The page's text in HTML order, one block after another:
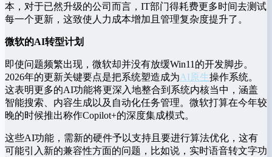
本，对于已然升级的公司而言，IT部门得耗费更多时间去测试
每一个更新，这致使人力成本增加且管理复杂度提升了。
微软的AI转型计划
即使问题频繁出现，微软却并没有放缓Win11的开发脚步。
2026年的更新关键要点是把系统塑造成为AI原生操作系统。
这表明更多的AI功能将更深入地整合到系统内核当中，涵盖
智能搜索、内容生成以及自动化任务管理。微软打算在今年较
晚的时候推出称作Copilot+的深度集成模式。
这些AI功能，需新的硬件予以支持且要进行算法优化，这有
可能引入新的兼容性方面的问题，比如说，实时语音转文字功